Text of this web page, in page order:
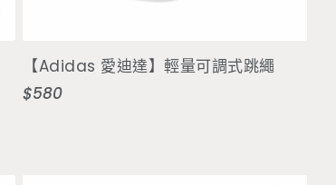
加入購物車
【Adidas 愛迪達】輕量可調式跳繩
定
$580